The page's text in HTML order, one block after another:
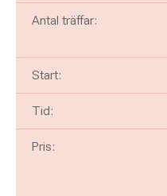
Antal träffar:
Start:
Tid:
Pris: